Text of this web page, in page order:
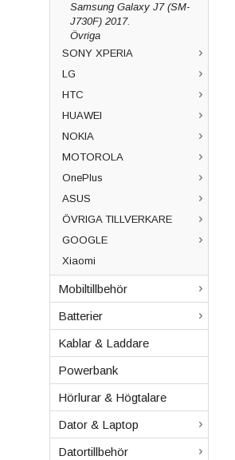
Samsung Galaxy J7 (SM-
J730F) 2017.
Övriga
SONY XPERIA
LG
HTC
HUAWEI
NOKIA
MOTOROLA
OnePlus
ASUS
ÖVRIGA TILLVERKARE
GOOGLE
Xiaomi
Mobiltillbehör
Batterier
Kablar & Laddare
Powerbank
Hörlurar & Högtalare
Dator & Laptop
Datortillbehör